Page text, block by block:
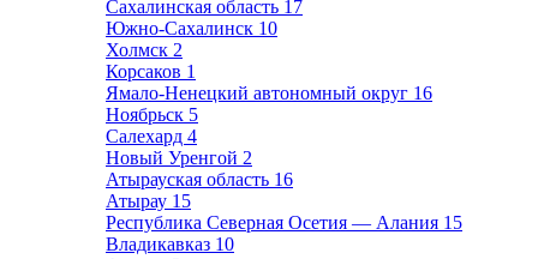
Сахалинская область 17
Южно-Сахалинск 10
Холмск 2
Корсаков 1
Ямало-Ненецкий автономный округ 16
Ноябрьск 5
Салехард 4
Новый Уренгой 2
Атырауская область 16
Атырау 15
Республика Северная Осетия — Алания 15
Владикавказ 10